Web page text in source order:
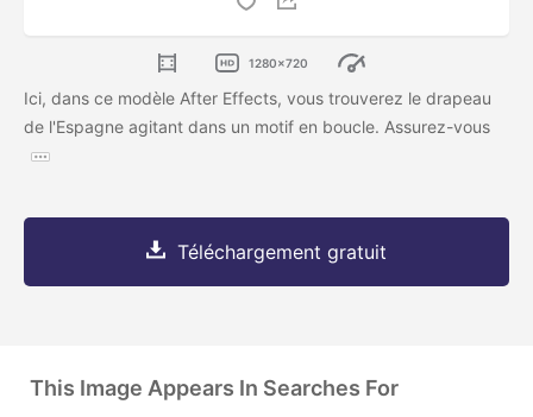
1280x720
Ici, dans ce modèle After Effects, vous trouverez le drapeau
de l'Espagne agitant dans un motif en boucle. Assurez-vous
Téléchargement gratuit
This Image Appears In Searches For